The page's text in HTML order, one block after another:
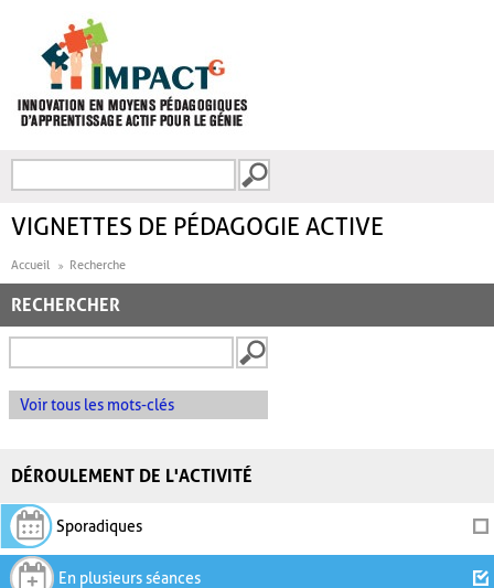
FORMULAIRE DE
VIGNETTES DE PÉDAGOGIE ACTIVE
Accueil Recherche
RECHERCHER
Voir tous les mots-clés
DÉROULEMENT DE L'ACTIVITÉ
Sporadiques
En plusieurs séances